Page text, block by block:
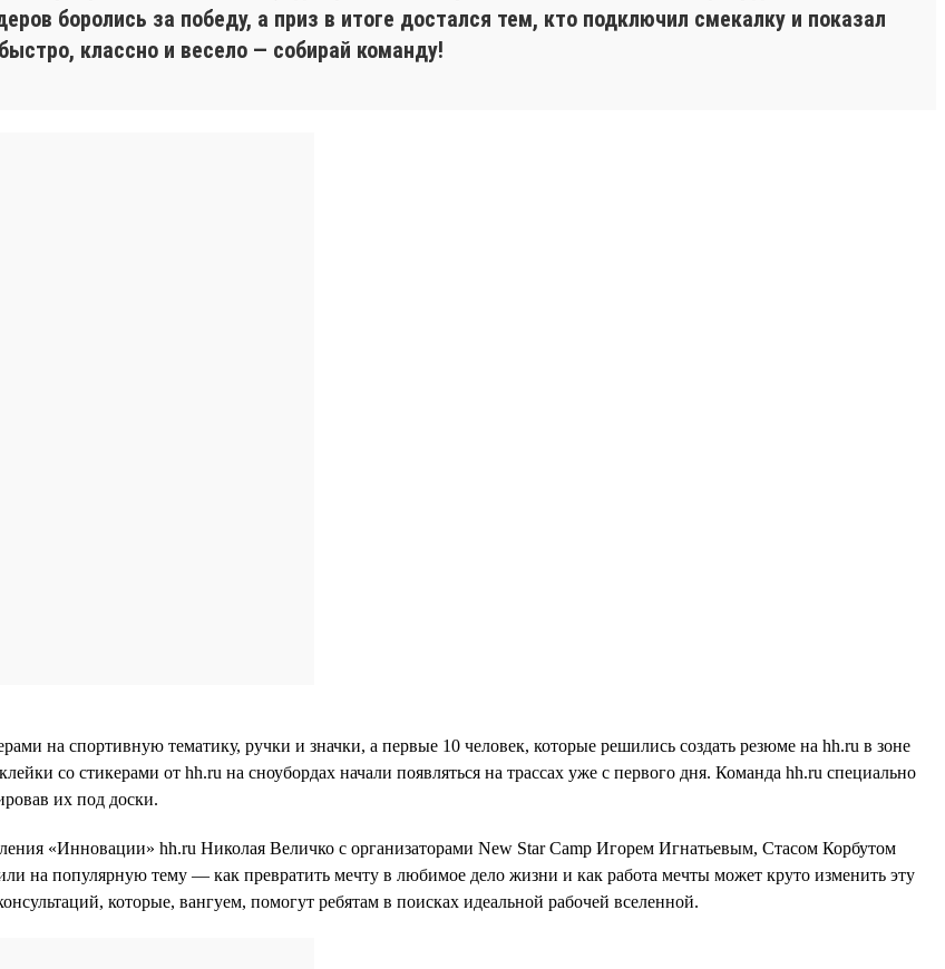
боролись за победу, а приз в итоге достался тем, кто подключил смекалку и показал
классно и весело — собирай команду!
на спортивную тематику, ручки и значки, а первые 10 человек, которые решились создать резюме на hh.ru в зоне
со стикерами от hh.ru на сноубордах начали появляться на трассах уже с первого дня. Команда hh.ru специально
их под доски.
«Инновации» hh.ru Николая Величко с организаторами New Star Camp Игорем Игнатьевым, Стасом Корбутом
на популярную тему — как превратить мечту в любимое дело жизни и как работа мечты может круто изменить эту
которые, вангуем, помогут ребятам в поисках идеальной рабочей вселенной.